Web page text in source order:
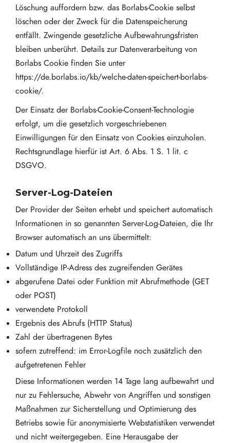
Löschung auffordern bzw. das Borlabs-Cookie selbst
löschen oder der Zweck für die Datenspeicherung
entfällt. Zwingende gesetzliche Aufbewahrungsfristen
bleiben unberührt. Details zur Datenverarbeitung von
Borlabs Cookie finden Sie unter
https://de.borlabs.io/kb/welche-daten-speichert-borlabs-
cookie/.
Der Einsatz der Borlabs-Cookie-Consent-Technologie
erfolgt, um die gesetzlich vorgeschriebenen
Einwilligungen für den Einsatz von Cookies einzuholen.
Rechtsgrundlage hierfür ist Art. 6 Abs. 1 S. 1 lit. c
DSGVO.
Server-Log-Dateien
Der Provider der Seiten erhebt und speichert automatisch
Informationen in so genannten Server-Log-Dateien, die Ihr
Browser automatisch an uns übermittelt:
Datum und Uhrzeit des Zugriffs
Vollständige IP-Adress des zugreifenden Gerätes
abgerufene Datei oder Funktion mit Abrufmethode (GET
oder POST)
verwendete Protokoll
Ergebnis des Abrufs (HTTP Status)
Zahl der übertragenen Bytes
sofern zutreffend: im Error-Logfile noch zusätzlich den
aufgetretenen Fehler
Diese Informationen werden 14 Tage lang aufbewahrt und
nur zu Fehlersuche, Abwehr von Angriffen und sonstigen
Maßnahmen zur Sicherstellung und Optimierung des
Betriebs sowie für anonymisierte Webstatistiken verwendet
und nicht weitergegeben. Eine Herausgabe der